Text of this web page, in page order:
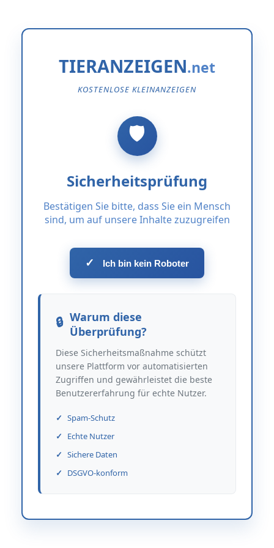
TIERANZEIGEN
KOSTENLOSE KLEINANZEIGEN
Sicherheitsprüfung
Bestätigen Sie bitte, dass Sie ein Mensch
sind, um auf unsere Inhalte zuzugreifen
✓ Ich bin kein Roboter
Warum diese
Überprüfung?
Diese Sicherheitsmaßnahme schützt
unsere Plattform vor automatisierten
Zugriffen und gewährleistet die beste
Benutzererfahrung für echte Nutzer.
Spam-Schutz
Echte Nutzer
Sichere Daten
DSGVO-konform